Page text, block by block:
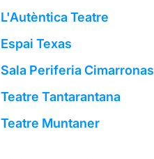
L'Autèntica Teatre
Espai Texas
Sala Periferia Cimarronas
Teatre Tantarantana
Teatre Muntaner